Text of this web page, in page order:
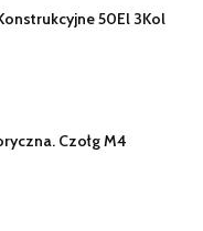
50El 3Kol
Czołg M4